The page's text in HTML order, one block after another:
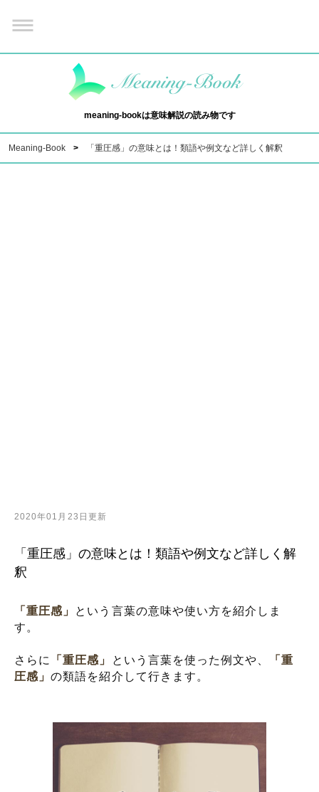
meaning-bookは意味解説の読み物です
Meaning-Book 「重圧感」の意味とは！類語や例文など詳しく解釈
2020年01月23日更新
「重圧感」の意味とは！類語や例文など詳しく解
釈
「重圧感」 という言葉の意味や使い方を紹介しま
す。
さらに 「重圧感」 という言葉を使った例文や、
「重
圧感」の類語を紹介して行きます。